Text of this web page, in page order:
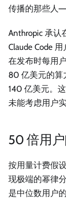
传播的那些人
Anthropic 承认
Claude Code
在发布时每用
80 亿美元的算
140 亿美元。
未能考虑用户
50 倍用
按用量计费假
现极端的幂律
是中位数用户